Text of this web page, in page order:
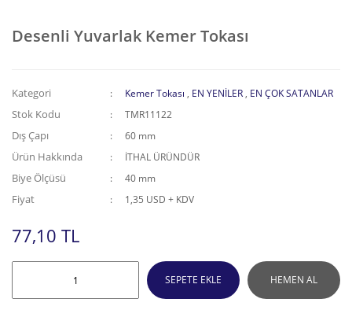
Desenli Yuvarlak Kemer Tokası
Kategori Kemer Tokası , EN YENİLER , EN ÇOK SATANLAR
Stok Kodu TMR11122
Dış Çapı 60 mm
Ürün Hakkında İTHAL ÜRÜNDÜR
Biye Ölçüsü 40 mm
Fiyat 1,35 USD + KDV
77,10 TL
SEPETE EKLE HEMEN AL